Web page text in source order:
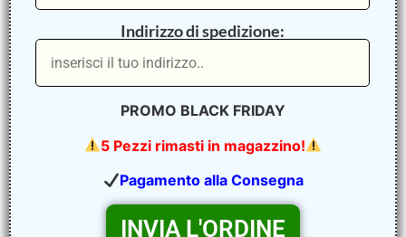
Indirizzo di spedizione:
PROMO BLACK FRIDAY
5 Pezzi rimasti in magazzino!
Pagamento alla Consegna